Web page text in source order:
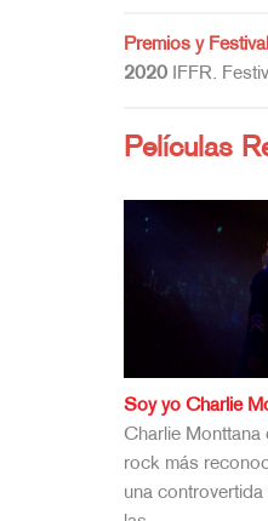
Premios y
2020IFFR.
Películas